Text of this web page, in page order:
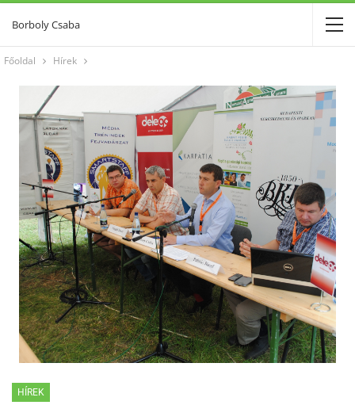
Borboly Csaba
Főoldal Hírek
HÍREK